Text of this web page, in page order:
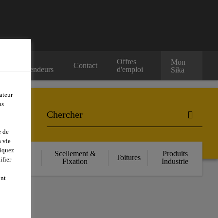
Revendeurs
Contact
Offres
d'emploi
Mon
Sika
Scellement &
Fixation
Toitures
Produits
Industrie
de
vie